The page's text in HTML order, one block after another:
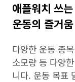
애플워치 쓰
운동의 즐거움
다양한 운동 종
소모량 등 다양
니다. 운동 목표